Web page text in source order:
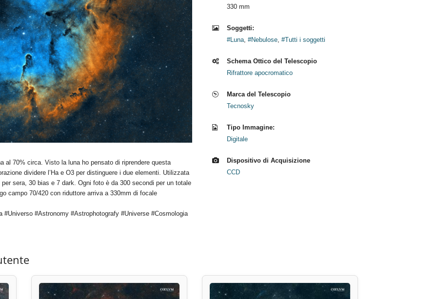
al 70% circa. Visto la luna ho pensato di riprendere questa
dividere l’Ha e O3 per distinguere i due elementi. Utilizzata
sera, 30 bias e 7 dark. Ogni foto è da 300 secondi per un totale
campo 70/420 con riduttore arriva a 330mm di focale
#Astronomy #Astrophotografy #Universe #Cosmologia
330 mm
Soggetti:
#Luna, #Nebulose, #Tutti i soggetti
Schema Ottico del Telescopio
Rifrattore apocromatico
Marca del Telescopio
Tecnosky
Tipo Immagine:
Digitale
Dispositivo di Acquisizione
CCD